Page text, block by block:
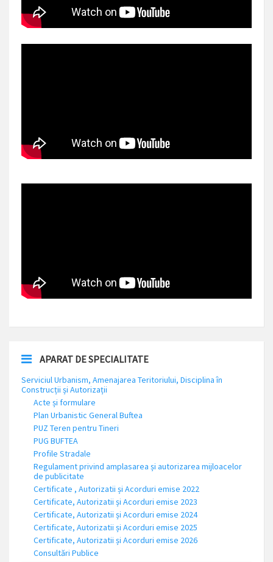
APARAT DE SPECIALITATE
Serviciul Urbanism, Amenajarea Teritoriului, Disciplina în
Construcții și Autorizații
Acte și formulare
Plan Urbanistic General Buftea
PUZ Teren pentru Tineri
PUG BUFTEA
Profile Stradale
Regulament privind amplasarea și autorizarea mijloacelor
de publicitate
Certificate , Autorizatii și Acorduri emise 2022
Certificate, Autorizatii și Acorduri emise 2023
Certificate, Autorizatii și Acorduri emise 2024
Certificate, Autorizatii și Acorduri emise 2025
Certificate, Autorizatii și Acorduri emise 2026
Consultări Publice